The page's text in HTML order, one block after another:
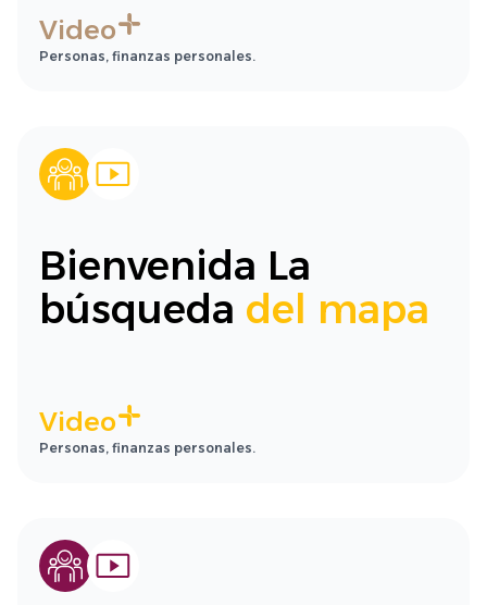
Video
Personas, finanzas personales.
Bienvenida La
búsqueda del mapa
Video
Personas, finanzas personales.